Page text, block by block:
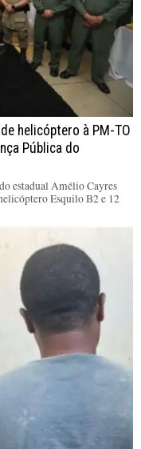
helicóptero à PM-TO
Pública do
estadual Amélio Cayres
Esquilo B2 e 12